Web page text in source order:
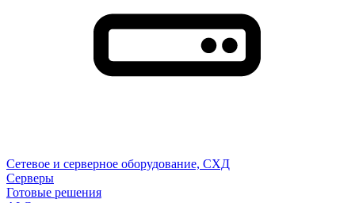
Сетевое и серверное оборудование, СХД
Cерверы
Готовые решения